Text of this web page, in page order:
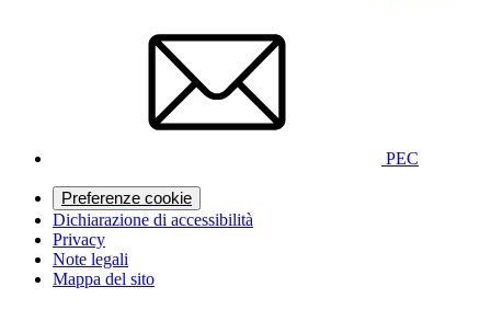
PEC
Preferenze cookie
Dichiarazione di accessibilità
Privacy
Note legali
Mappa del sito